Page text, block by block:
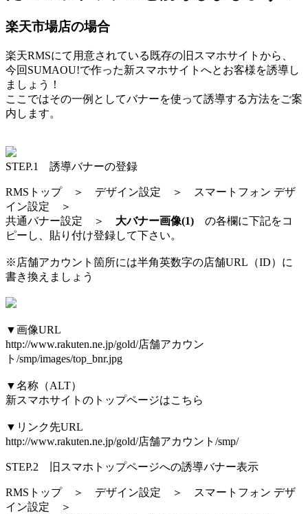
楽天市場店の場合
楽天RMSにて用意されている既存の旧スマホサイトから、
今回SUMAOU!で作った新スマホサイトへとお客様を誘導し
ましょう！
ここではその一例としてバナーを使って誘導する方法をご案
内します。
STEP.1 誘導バナーの登録
RMSトップ ＞ デザイン設定 ＞ スマートフォン デザ
イン設定 ＞
共通バナー設定 ＞ 大バナー画像(1) の各欄に下記をコ
ピーし、貼り付け登録して下さい。
※店舗アカウント箇所には半角英数字の店舗URL（ID）に
書き換えましょう
▼画像URL
http://www.rakuten.ne.jp/gold/店舗アカウン
ト/smp/images/top_bnr.jpg
▼名称（ALT）
新スマホサイトのトップページはこちら
▼リンク先URL
http://www.rakuten.ne.jp/gold/店舗アカウント/smp/
STEP.2 旧スマホトップページへの誘導バナー表示
RMSトップ ＞ デザイン設定 ＞ スマートフォン デザ
イン設定 ＞